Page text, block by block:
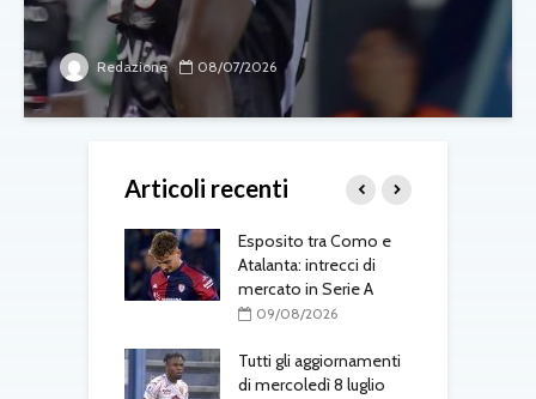
Redazione 08/07/2026
Articoli recenti
Esposito tra Como e
Atalanta: intrecci di
mercato in Serie A
09/08/2026
Tutti gli aggiornamenti
di mercoledì 8 luglio